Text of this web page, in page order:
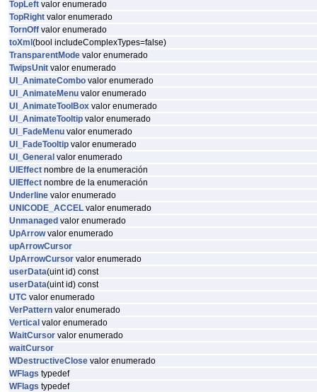
TopLeft valor enumerado
TopRight valor enumerado
TornOff valor enumerado
toXml (bool includeComplexTypes=false)
TransparentMode valor enumerado
TwipsUnit valor enumerado
UI_AnimateCombo valor enumerado
UI_AnimateMenu valor enumerado
UI_AnimateToolBox valor enumerado
UI_AnimateTooltip valor enumerado
UI_FadeMenu valor enumerado
UI_FadeTooltip valor enumerado
UI_General valor enumerado
UIEffect nombre de la enumeración
UIEffect nombre de la enumeración
Underline valor enumerado
UNICODE_ACCEL valor enumerado
Unmanaged valor enumerado
UpArrowvalor enumerado
upArrowCursor
UpArrowCursor valor enumerado
userData(uint id) const
userData(uint id) const
UTC valor enumerado
VerPattern valor enumerado
Vertical valor enumerado
WaitCursor valor enumerado
waitCursor
WDestructiveClose valor enumerado
WFlags typedef
WFlags typedef